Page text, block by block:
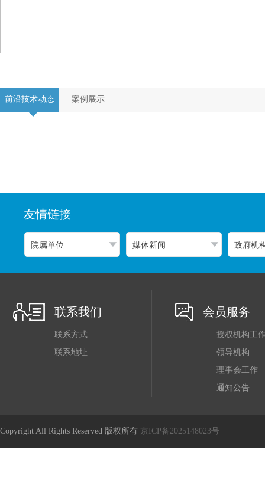
前沿技术动态 案例展示
友情链接
联系我们
联系方式
联系地址
会员服务
授权机构工
领导机构
理事会工作
通知公告
Copyright All Rights Reserved 版权所有 京ICP备2025148023号